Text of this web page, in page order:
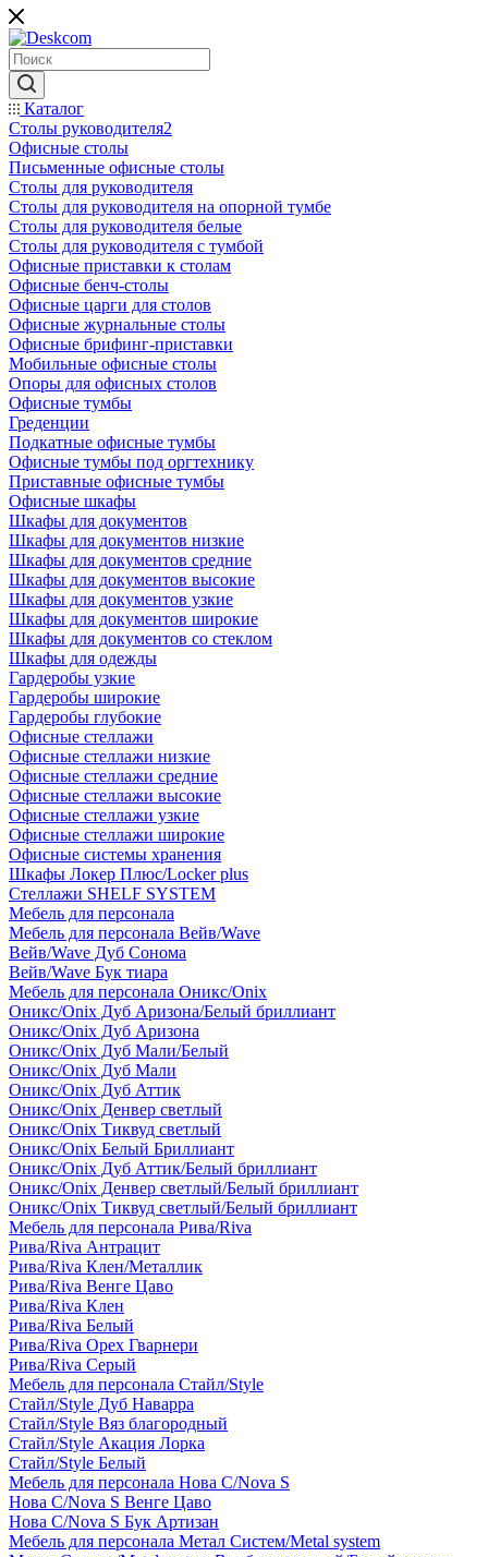
Каталог
Столы руководителя2
Офисные столы
Письменные офисные столы
Столы для руководителя
Столы для руководителя на опорной тумбе
Столы для руководителя белые
Столы для руководителя с тумбой
Офисные приставки к столам
Офисные бенч-столы
Офисные царги для столов
Офисные журнальные столы
Офисные брифинг-приставки
Мобильные офисные столы
Опоры для офисных столов
Офисные тумбы
Греденции
Подкатные офисные тумбы
Офисные тумбы под оргтехнику
Приставные офисные тумбы
Офисные шкафы
Шкафы для документов
Шкафы для документов низкие
Шкафы для документов средние
Шкафы для документов высокие
Шкафы для документов узкие
Шкафы для документов широкие
Шкафы для документов со стеклом
Шкафы для одежды
Гардеробы узкие
Гардеробы широкие
Гардеробы глубокие
Офисные стеллажи
Офисные стеллажи низкие
Офисные стеллажи средние
Офисные стеллажи высокие
Офисные стеллажи узкие
Офисные стеллажи широкие
Офисные системы хранения
Шкафы Локер Плюс/Locker plus
Стеллажи SHELF SYSTEM
Мебель для персонала
Мебель для персонала Вейв/Wave
Вейв/Wave Дуб Сонома
Вейв/Wave Бук тиара
Мебель для персонала Оникс/Onix
Оникс/Onix Дуб Аризона/Белый бриллиант
Оникс/Onix Дуб Аризона
Оникс/Onix Дуб Мали/Белый
Оникс/Onix Дуб Мали
Оникс/Onix Дуб Аттик
Оникс/Onix Денвер светлый
Оникс/Onix Тиквуд светлый
Оникс/Onix Белый Бриллиант
Оникс/Onix Дуб Аттик/Белый бриллиант
Оникс/Onix Денвер светлый/Белый бриллиант
Оникс/Onix Тиквуд светлый/Белый бриллиант
Мебель для персонала Рива/Riva
Рива/Riva Антрацит
Рива/Riva Клен/Металлик
Рива/Riva Венге Цаво
Рива/Riva Клен
Рива/Riva Белый
Рива/Riva Орех Гварнери
Рива/Riva Серый
Мебель для персонала Стайл/Style
Стайл/Style Дуб Наварра
Стайл/Style Вяз благородный
Стайл/Style Акация Лорка
Стайл/Style Белый
Мебель для персонала Нова С/Nova S
Нова С/Nova S Венге Цаво
Нова С/Nova S Бук Артизан
Мебель для персонала Метал Систем/Metal system